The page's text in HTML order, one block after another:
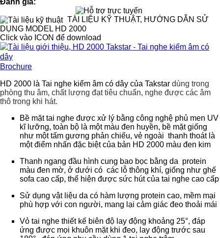
Đánh giá:
TÀI LIỆU KỸ THUẬT, HƯỚNG DẪN SỬ
DỤNG MODEL HD 2000
Click vào ICON để download
Brochure
HD 2000 là Tai nghe kiểm âm có dây của Takstar dùng trong
phòng thu âm, chất lượng đạt tiêu chuẩn, nghe được các âm
thô trong khi hát.
Bề mặt tai nghe được xử lý bằng công nghệ phủ men UV
kĩ lưỡng, toàn bộ là một màu đen huyền, bề mặt giống
như một tấm gương phản chiếu, vẻ ngoài thanh thoát là
một điểm nhấn đặc biệt của bản HD 2000 màu đen kim
Thanh ngang đầu hình cung bao bọc bằng da protein
màu đen mờ, ở dưới có các lỗ thông khí, giống như ghế
sofa cao cấp, thể hiện được sức hút của tai nghe cao cấp
Sử dụng vật liệu da có hàm lượng protein cao, mềm mại
phù hợp với con người, mang lại cảm giác đeo thoải mái
Vỏ tai nghe thiết kế biên độ lay động khoảng 25°, đáp
ứng được mọi khuôn mặt khi đeo, lay động trước sau